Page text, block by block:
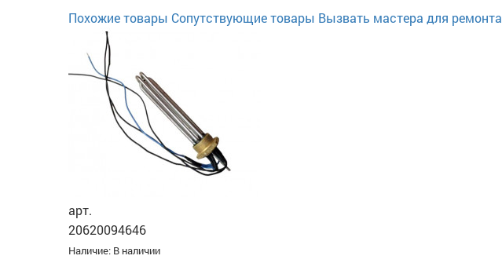
Похожие товары Сопутствующие товары Вызвать мастера для ремонта
арт.
20620094646
Наличие: В наличии